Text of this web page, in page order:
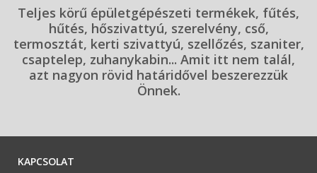
Teljes körű épületgépészeti termékek, fűtés,
hűtés, hőszivattyú, szerelvény, cső,
termosztát, kerti szivattyú, szellőzés, szaniter,
csaptelep, zuhanykabin... Amit itt nem talál,
azt nagyon rövid határidővel beszerezzük
Önnek.
KAPCSOLAT